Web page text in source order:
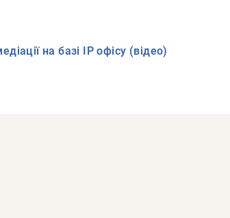
на базі ІР офісу (відео)